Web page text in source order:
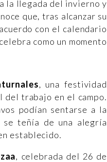
la llegada del invierno y
que, tras alcanzar su
con el calendario
como un momento
, una festividad
del trabajo en el campo.
podían sentarse a la
se teñía de una alegría
establecido.
, celebrada del 26 de